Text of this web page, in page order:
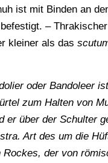
ist mit Binden an
–
kleiner als das
oder Bandoleer
zum Halten von
er über der Schulter
Art des um die
Rockes, der von